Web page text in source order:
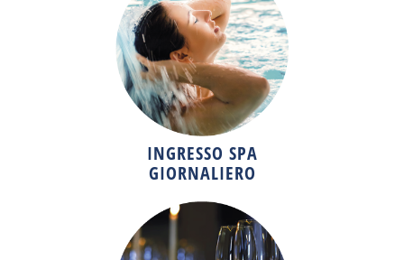
INGRESSO SPA
GIORNALIERO